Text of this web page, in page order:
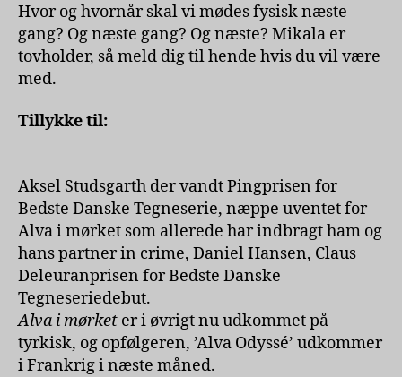
Hvor og hvornår skal vi mødes fysisk næste
gang? Og næste gang? Og næste? Mikala er
tovholder, så meld dig til hende hvis du vil være
med.
Tillykke til:
Aksel Studsgarth der vandt Pingprisen for
Bedste Danske Tegneserie, næppe uventet for
Alva i mørket som allerede har indbragt ham og
hans partner in crime, Daniel Hansen, Claus
Deleuranprisen for Bedste Danske
Tegneseriedebut.
Alva i mørket er i øvrigt nu udkommet på
tyrkisk, og opfølgeren, ’Alva Odyssé’ udkommer
i Frankrig i næste måned.